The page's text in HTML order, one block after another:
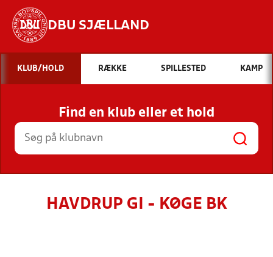
DBU SJÆLLAND
Hvad vil du søge efter?
INDHOLD OG NYHEDER
STILLINGER, RESULTATER, KLUBBER OG
HOLD
KLUB/HOLD RÆKKE SPILLESTED KAMP
Find en klub eller et hold
HAVDRUP GI - KØGE BK